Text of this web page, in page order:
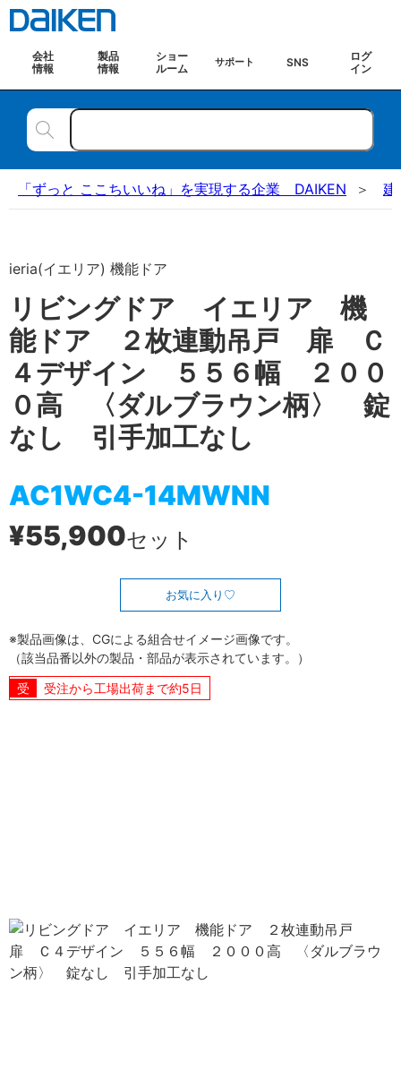
会社
情報
製品
情報
ショー
ルーム
サポート SNS
ログ
イン
「ずっと ここちいいね」を実現する企業 DAIKEN 建
ieria(イエリア) 機能ドア
リビングドア イエリア 機
能ドア ２枚連動吊戸 扉 Ｃ
４デザイン ５５６幅 ２００
０高 〈ダルブラウン柄〉 錠
なし 引手加工なし
AC1WC4-14MWNN
¥55,900セット
お気に入り
※製品画像は、CGによる組合せイメージ画像です。
（該当品番以外の製品・部品が表示されています。）
受注から工場出荷まで約5日